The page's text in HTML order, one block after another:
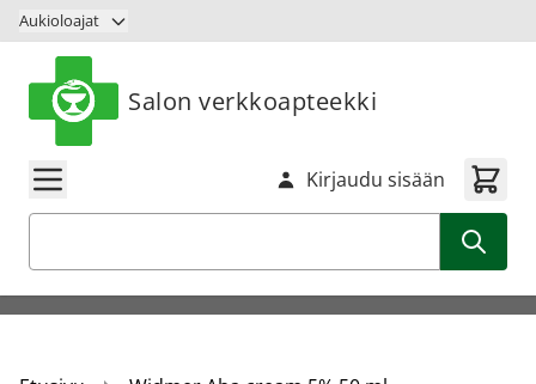
Siirry sisältöön
Aukioloajat
Salon verkkoapteekki
Kirjaudu sisään